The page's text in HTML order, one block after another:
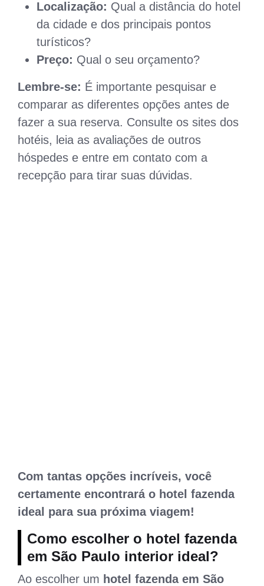
Localização: Qual a distância do hotel
da cidade e dos principais pontos
turísticos?
Preço: Qual o seu orçamento?
Lembre-se: É importante pesquisar e
comparar as diferentes opções antes de
fazer a sua reserva. Consulte os sites dos
hotéis, leia as avaliações de outros
hóspedes e entre em contato com a
recepção para tirar suas dúvidas.
Com tantas opções incríveis, você
certamente encontrará o hotel fazenda
ideal para sua próxima viagem!
Como escolher o hotel fazenda
em São Paulo interior ideal?
Ao escolher um hotel fazenda em São